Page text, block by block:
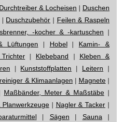
Durchtreiber & Locheisen | Duschen
| Duschzubehör | Feilen & Raspeln
-kocher & -kartuschen |
Lüftungen | Hobel| Kamin- &
| Klebeband | Kleben &
| Kunststoffplatten | Leitern |
& Klimaanlagen | Magnete|
Maßbänder, Meter & Maßstäbe |
Planwerkzeuge | Nagler & Tacker |
| Sägen | Sauna |